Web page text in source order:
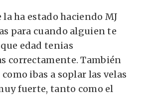
la ha estado haciendo MJ
para cuando alguien te
edad tenias
correctamente. También
ibas a soplar las velas
fuerte, tanto como el